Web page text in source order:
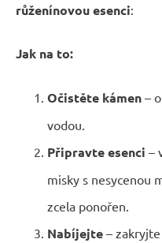
růženínovou esenci:
Jak na to:
Očistěte kámen –
vodou.
Připravte esenci –
misky s nesycenou
zcela ponořen.
Nabíjejte –